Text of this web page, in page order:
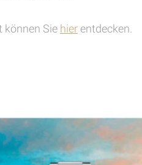
können Sie hier entdecken.